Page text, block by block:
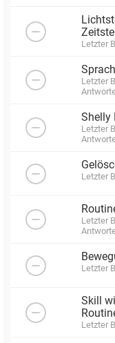
Letzter
Letzter
Shelly
Letzter
Letzter
Letzter
Letzter
Skill
Letzter